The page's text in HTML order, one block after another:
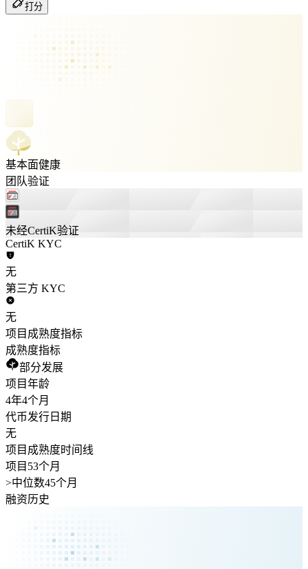
打分
基本面健康
团队验证
未经CertiK验证
CertiK KYC
无
第三方 KYC
无
项目成熟度指标
成熟度指标
部分发展
项目年龄
4年4个月
代币发行日期
无
项目成熟度时间线
项目53个月
>中位数45个月
融资历史